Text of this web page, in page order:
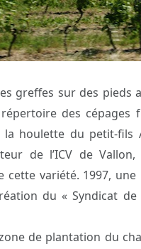
greffes sur des pieds
des cépages
la houlette du petit-fils
de l’ICV de
cette variété. 1997,
du « Syndicat
de plantation du